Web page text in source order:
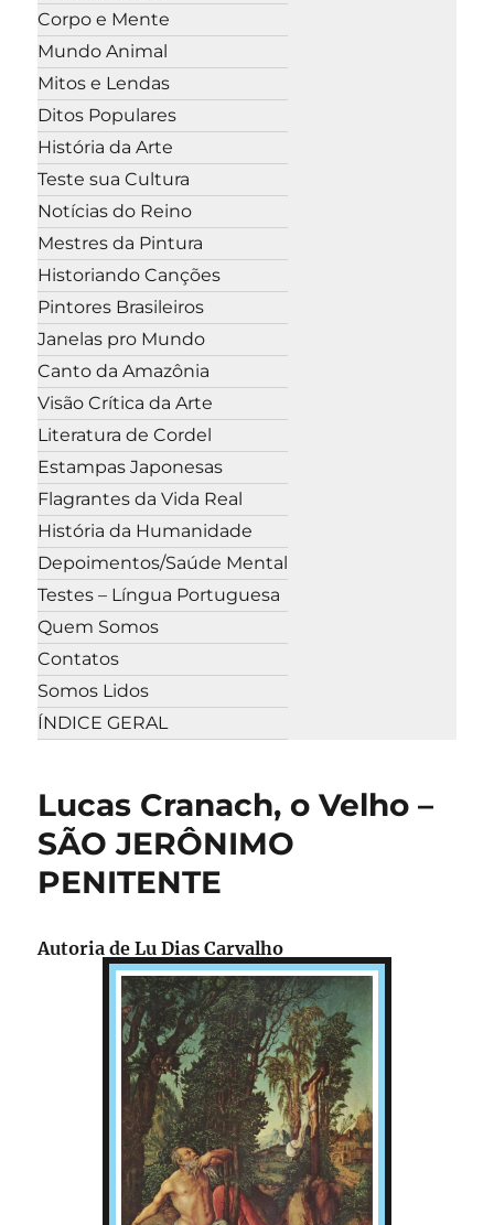
Corpo e Mente
Mundo Animal
Mitos e Lendas
Ditos Populares
História da Arte
Teste sua Cultura
Notícias do Reino
Mestres da Pintura
Historiando Canções
Pintores Brasileiros
Janelas pro Mundo
Canto da Amazônia
Visão Crítica da Arte
Literatura de Cordel
Estampas Japonesas
Flagrantes da Vida Real
História da Humanidade
Depoimentos/Saúde Mental
Testes – Língua Portuguesa
Quem Somos
Contatos
Somos Lidos
ÍNDICE GERAL
Lucas Cranach, o Velho –
SÃO JERÔNIMO
PENITENTE
Autoria de Lu Dias Carvalho